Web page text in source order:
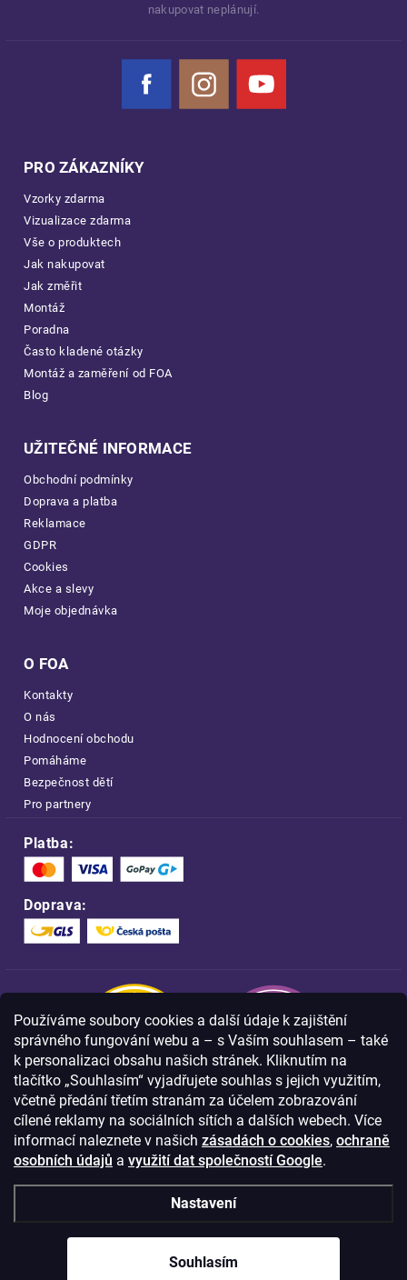
Používáme soubory cookies a další údaje k zajištění
správného fungování webu a – s Vaším souhlasem – také
k personalizaci obsahu našich stránek. Kliknutím na
tlačítko „Souhlasím“ vyjadřujete souhlas s jejich využitím,
včetně předání třetím stranám za účelem zobrazování
cílené reklamy na sociálních sítích a dalších webech. Více
informací naleznete v našich zásadách o cookies, ochraně
osobních údajů a využití dat společností Google.
Nastavení
Souhlasím
nakupovat neplánují.
Facebook Instagram YouTube
PRO ZÁKAZNÍKY
Vzorky zdarma
Vizualizace zdarma
Vše o produktech
Jak nakupovat
Jak změřit
Montáž
Poradna
Často kladené otázky
Montáž a zaměření od FOA
Blog
UŽITEČNÉ INFORMACE
Obchodní podmínky
Doprava a platba
Reklamace
GDPR
Cookies
Akce a slevy
Moje objednávka
O FOA
Kontakty
O nás
Hodnocení obchodu
Pomáháme
Bezpečnost dětí
Pro partnery
Platba:
Doprava:
Nakupujte na FOA bezpečně a bez obav.
Díky HTTPS protokolu jsou Vaše citlivá
data v naprostém bezpečí.
© Copyright2026Westlogic s.r.o.,
Olomoucká 267/29, Opava, 746 01